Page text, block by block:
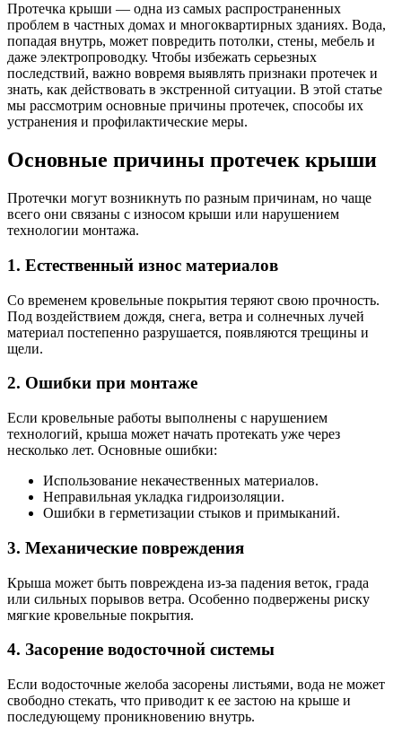
Протечка крыши — одна из самых распространенных
проблем в частных домах и многоквартирных зданиях. Вода,
попадая внутрь, может повредить потолки, стены, мебель и
даже электропроводку. Чтобы избежать серьезных
последствий, важно вовремя выявлять признаки протечек и
знать, как действовать в экстренной ситуации. В этой статье
мы рассмотрим основные причины протечек, способы их
устранения и профилактические меры.
Основные причины протечек крыши
Протечки могут возникнуть по разным причинам, но чаще
всего они связаны с износом крыши или нарушением
технологии монтажа.
1. Естественный износ материалов
Со временем кровельные покрытия теряют свою прочность.
Под воздействием дождя, снега, ветра и солнечных лучей
материал постепенно разрушается, появляются трещины и
щели.
2. Ошибки при монтаже
Если кровельные работы выполнены с нарушением
технологий, крыша может начать протекать уже через
несколько лет. Основные ошибки:
Использование некачественных материалов.
Неправильная укладка гидроизоляции.
Ошибки в герметизации стыков и примыканий.
3. Механические повреждения
Крыша может быть повреждена из-за падения веток, града
или сильных порывов ветра. Особенно подвержены риску
мягкие кровельные покрытия.
4. Засорение водосточной системы
Если водосточные желоба засорены листьями, вода не может
свободно стекать, что приводит к ее застою на крыше и
последующему проникновению внутрь.